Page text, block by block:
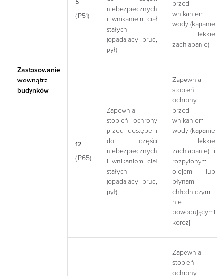
Zastosowanie
wewnątrz
budynków
5
(IP51)
niebezpiecznych
i wnikaniem ciał
stałych
(opadający brud,
pył)
przed
wnikaniem
wody (kapanie
i lekkie
zachlapanie)
12
(IP65)
Zapewnia
stopień ochrony
przed dostępem
do części
niebezpiecznych
i wnikaniem ciał
stałych
(opadający brud,
pył)
Zapewnia
stopień
ochrony
przed
wnikaniem
wody (kapanie
i lekkie
zachlapanie) i
rozpylonym
olejem lub
płynami
chłodniczymi
nie
powodującymi
korozji
Zapewnia
stopień
ochrony